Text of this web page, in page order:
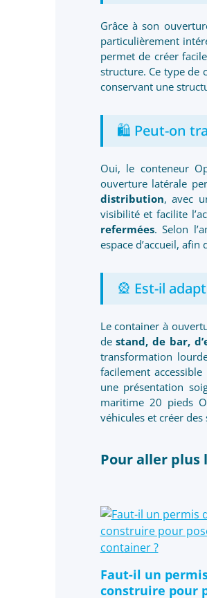
Grâce à son
particulièrement
permet de créer
structure. Ce type de
conservant une
🛍️ Peut-on
Oui, le conteneur
ouverture latérale
distribution, avec
visibilité et facilite
refermées. Selon
espace d’accueil,
🎡 Est-il
Le container à
destand, de bar,
transformation
facilement
une présentation
maritime 20 pieds
véhicules et créer
Pour aller plus
Faut-il un
construire pour